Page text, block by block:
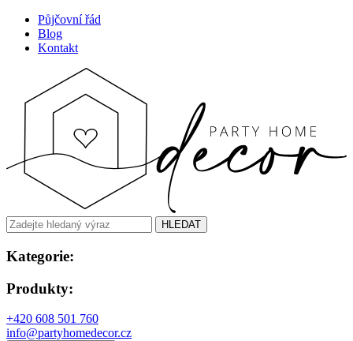
Půjčovní řád
Blog
Kontakt
HLEDAT
Kategorie:
Produkty:
+420 608 501 760
info@partyhomedecor.cz